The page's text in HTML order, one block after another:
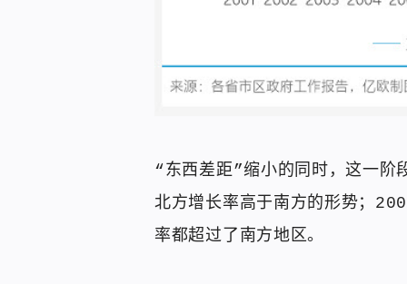
“东西差距”缩小的同时，这一阶
北方增长率高于南方的形势；
率都超过了南方地区。